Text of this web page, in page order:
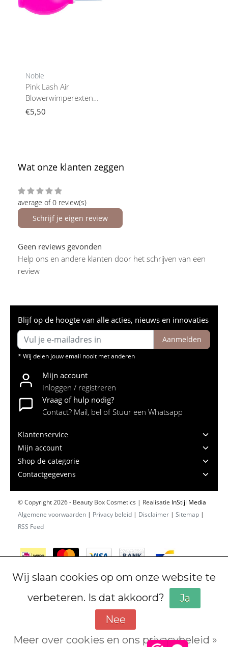
Noble
Pink Lash Air
Blowerwimperextensions
Hulpmiddel
€5,50
Wat onze klanten zeggen
average of 0 review(s)
Schrijf je eigen review
Geen reviews gevonden
Help ons en andere klanten door het schrijven van een
review
Blijf op de hoogte van alle acties, nieuws en innovaties
Aanmelden
* Wij delen jouw email nooit met anderen
Mijn account
Inloggen / registreren
Vraag of hulp nodig?
Contact? Mail, bel of Stuur een Whatsapp
Klantenservice
Mijn account
Shop de categorie
Contactgegevens
© Copyright 2026 - Beauty Box Cosmetics | Realisatie InStijl Media
Algemene voorwaarden | Privacy beleid | Disclaimer | Sitemap |
RSS Feed
Wij slaan cookies op om onze website te
verbeteren. Is dat akkoord?
Ja
Nee
Meer over cookies en ons privacybeleid »